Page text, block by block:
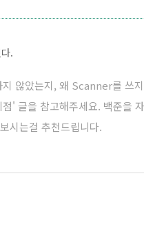
.
않았는지, 왜 Scanner를 쓰
' 글을 참고해주세요. 백준을
시는걸 추천드립니다.